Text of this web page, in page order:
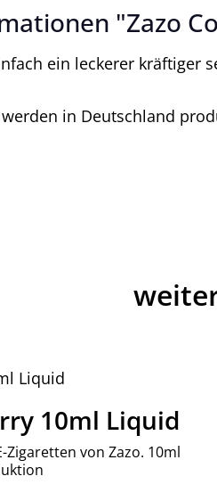
"Zazo
ein leckerer kräftiger
in Deutschland
10ml Liquid
Zigaretten von Zazo. 10ml